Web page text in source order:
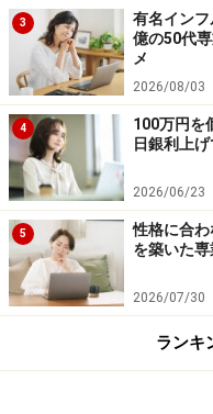
TODOリストを作成
や、前週の金曜日に
で仕事にとりかかれる
は致命的です。朝出勤
を組むのは時間の無駄
ダラダラ過ごし、なか
です。
3
有名イン
億の50代
メ
2026/08/03
4
100万円を
日銀利上
2026/06/23
5
性格に合
を築いた
2026/07/30
ランキ